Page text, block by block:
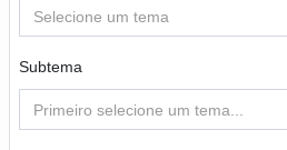
Selecione um tema
Subtema
Primeiro selecione um tema...